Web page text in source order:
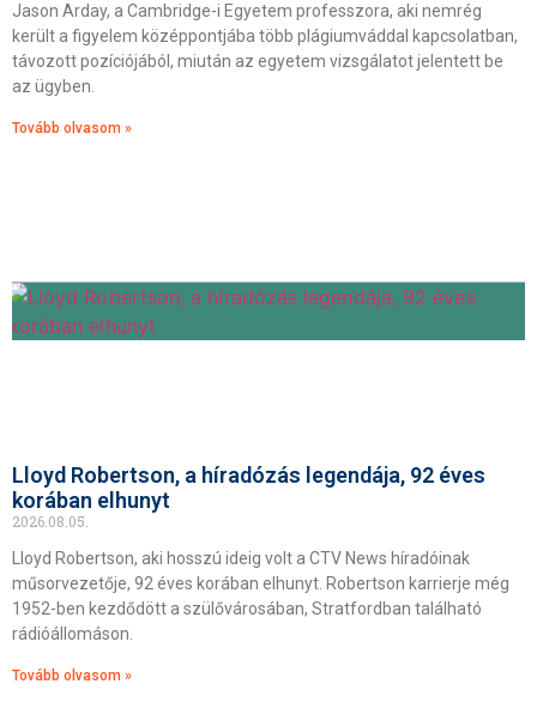
Jason Arday, a Cambridge-i Egyetem professzora, aki nemrég
került a figyelem középpontjába több plágiumváddal kapcsolatban,
távozott pozíciójából, miután az egyetem vizsgálatot jelentett be
az ügyben.
Tovább olvasom »
Lloyd Robertson, a híradózás legendája, 92 éves
korában elhunyt
2026.08.05.
Lloyd Robertson, aki hosszú ideig volt a CTV News híradóinak
műsorvezetője, 92 éves korában elhunyt. Robertson karrierje még
1952-ben kezdődött a szülővárosában, Stratfordban található
rádióállomáson.
Tovább olvasom »